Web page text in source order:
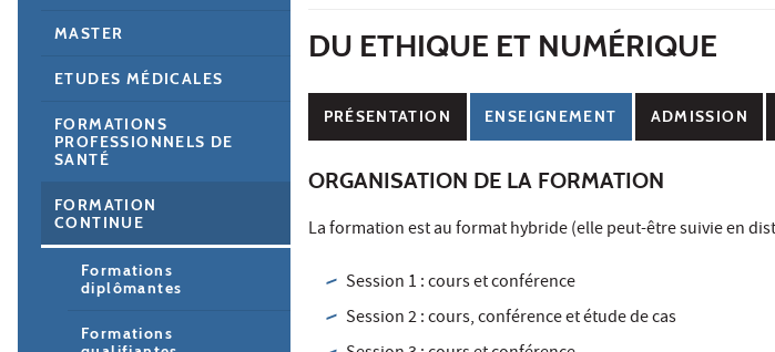
DU ETHIQUE ET NUMÉRIQUE
PRÉSENTATION ENSEIGNEMENT ADMISSION
ORGANISATION DE LA FORMATION
La formation est au format hybride (elle peut-être suivie en
Session 1 : cours et conférence
Session 2 : cours, conférence et étude de cas
MASTER
ETUDES MÉDICALES
FORMATIONS
PROFESSIONNELS DE
SANTÉ
FORMATION
CONTINUE
Formations
diplômantes
Formations